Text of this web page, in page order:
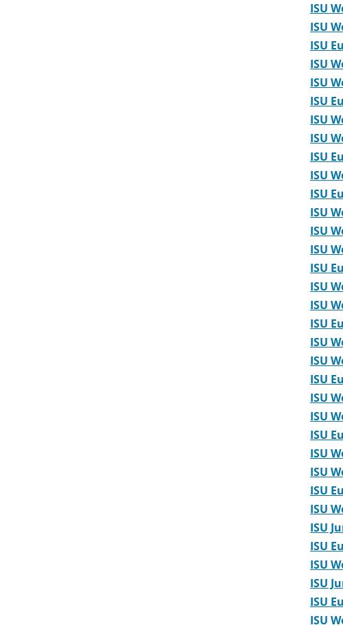
ISU
ISU
ISU
ISU
ISU
ISU
ISU
ISU
ISU
ISU
ISU
ISU
ISU
ISU
ISU
ISU
ISU
ISU
ISU
ISU
ISU
ISU
ISU
ISU
ISU
ISU
ISU
ISU
ISU
ISU
ISU
ISU
ISU
ISU